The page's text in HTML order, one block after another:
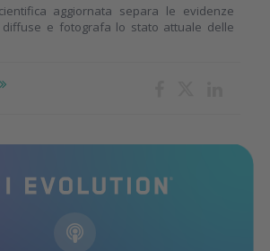
aggiornata separa le evidenze
diffuse e fotografa lo stato attuale delle